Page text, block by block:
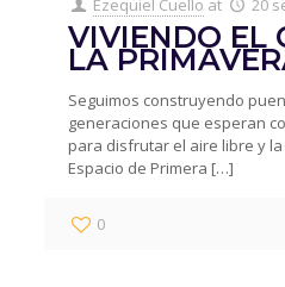
Ezequiel Cuello at 20
VIVIENDO EL
LA
Seguimos construyendo
generaciones que esperan
para disfrutar el aire libre y
Espacio de Primera […]
0